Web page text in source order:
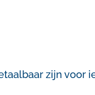
zijn voor